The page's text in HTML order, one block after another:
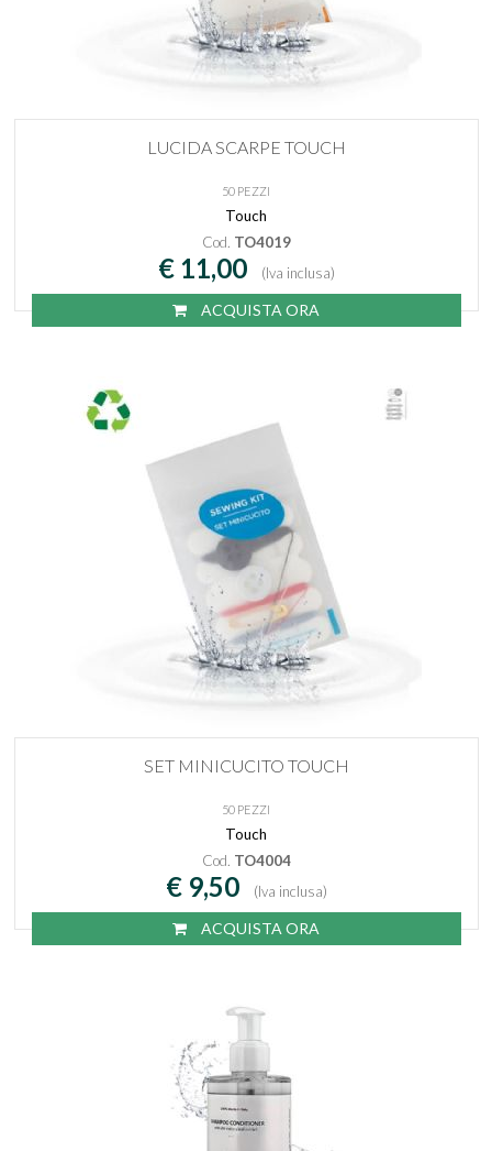
LUCIDA SCARPE TOUCH
50 PEZZI
Touch
Cod. TO4019
€ 11,00 (Iva inclusa)
ACQUISTA ORA
SET MINICUCITO TOUCH
50 PEZZI
Touch
Cod. TO4004
€ 9,50 (Iva inclusa)
ACQUISTA ORA